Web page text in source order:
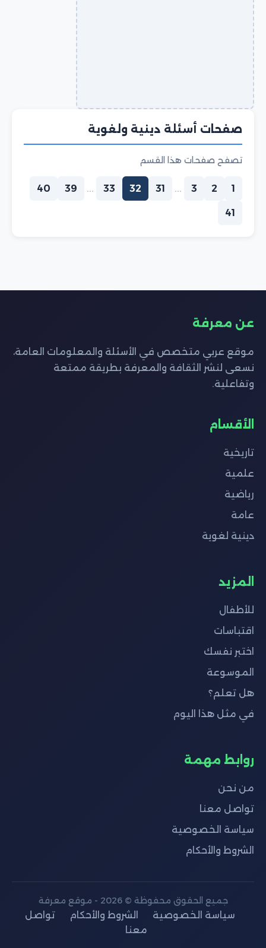
صفحات أسئلة دينية ولغوية
تصفح صفحات هذا القسم
1
2
3
...
31
32
33
...
39
40
41
عن معرفة
موقع عربي متخصص في الأسئلة والمعلومات العامة،
نسعى لنشر الثقافة والمعرفة بطريقة ممتعة
وتفاعلية.
الأقسام
تاريخية
علمية
رياضية
عامة
دينية لغوية
المزيد
للأطفال
اقتباسات
اختبر نفسك
الموسوعة
هل تعلم؟
في مثل هذا اليوم
روابط مهمة
من نحن
تواصل معنا
سياسة الخصوصية
الشروط والأحكام
جميع الحقوق محفوظة © 2026 - موقع معرفة
سياسة الخصوصية الشروط والأحكام
تواصل
معنا